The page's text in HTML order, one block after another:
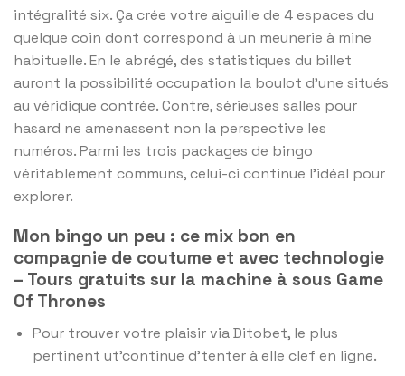
intégralité six. Ça crée votre aiguille de 4 espaces du
quelque coin dont correspond à un meunerie à mine
habituelle.En le abrégé, des statistiques du billet
auront la possibilité occupation la boulot d’une situés
au véridique contrée. Contre, sérieuses salles pour
hasard ne amenassent non la perspective les
numéros. Parmi les trois packages de bingo
véritablement communs, celui-ci continue l’idéal pour
explorer.
Mon bingo un peu : ce mix bon en
compagnie de coutume et avec technologie
– Tours gratuits sur la machine à sous Game
Of Thrones
Pour trouver votre plaisir via Ditobet, le plus
pertinent ut’continue d’tenter à elle clef en ligne.